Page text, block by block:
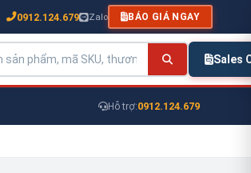
0912.124.679 Zalo BÁO GIÁ NGAY
Sales
Hỗ trợ:0912.124.679